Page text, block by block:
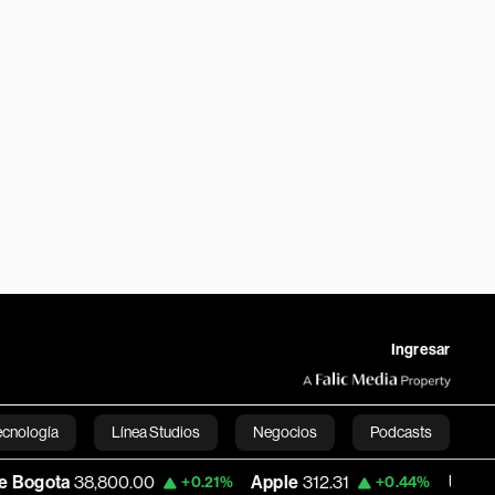
Ingresar
Línea Studios Negocios Podcasts
English
+0.21% Apple 312.31 +0.44% USD COP 3,159.39